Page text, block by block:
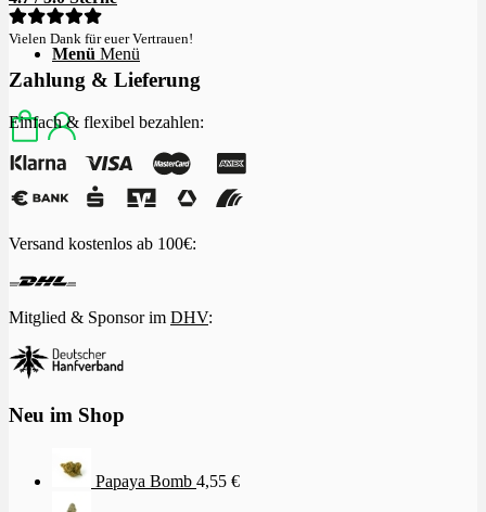
Menü Menü
Vielen Dank für euer Vertrauen!
Zahlung & Lieferung
Einfach & flexibel bezahlen:
Versand kostenlos ab 100€:
Mitglied & Sponsor im DHV:
Neu im Shop
Papaya Bomb 4,55 €